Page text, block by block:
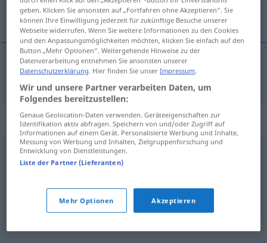
prolazan, privremen
prolazan,privremen vorübergehend
Synonyme für "vorübergehend"
kurz (ugs.)
vorläufig (Hauptform),einstweilig,zunächst (einmal)
geben. Klicken Sie ansonsten auf „Fortfahren ohne Akzeptieren“. Sie
können Ihre Einwilligung jederzeit für zukünftige Besuche unserer
Webseite widerrufen. Wenn Sie weitere Informationen zu den Cookies
und den Anpassungsmöglichkeiten möchten, klicken Sie einfach auf den
Button „Mehr Optionen“. Weitergehende Hinweise zu der
Datenverarbeitung entnehmen Sie ansonsten unserer
Datenschutzerklärung. Hier finden Sie unserImpressum.
Wir und unsere Partner verarbeiten Daten, um
Folgendes bereitzustellen:
Genaue Geolocation-Daten verwenden. Geräteeigenschaften zur
Identifikation aktiv abfragen. Speichern von und/oder Zugriff auf
Informationen auf einem Gerät. Personalisierte Werbung und Inhalte,
Messung von Werbung und Inhalten, Zielgruppenforschung und
Entwicklung von Dienstleistungen.
Liste der Partner (Lieferanten)
Mehr Optionen Akzeptieren